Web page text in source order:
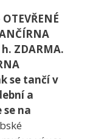
h. ZDARMA.
se tančí v
a
na